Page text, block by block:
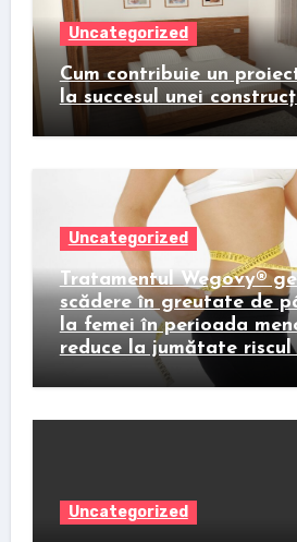
Uncategorized
Cum contribuie un
la succesul unei
Uncategorized
Tratamentul Wegovy®
scădere în greutate de
la femei în perioada
reduce la jumătate riscul
Uncategorized